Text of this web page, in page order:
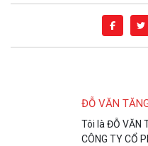
ĐỖ VĂN
Tôi là ĐỖ VĂN
CÔNG TY CỔ